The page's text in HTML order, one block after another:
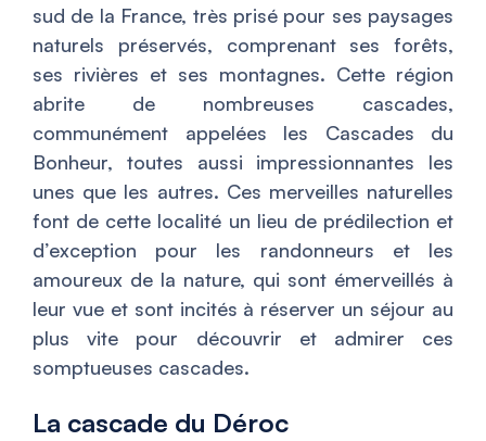
sud de la France, très prisé pour ses paysages
naturels préservés, comprenant ses forêts,
ses rivières et ses montagnes. Cette région
abrite de nombreuses cascades,
communément appelées les Cascades du
Bonheur, toutes aussi impressionnantes les
unes que les autres. Ces merveilles naturelles
font de cette localité un lieu de prédilection et
d’exception pour les randonneurs et les
amoureux de la nature, qui sont émerveillés à
leur vue et sont incités à réserver un séjour au
plus vite pour découvrir et admirer ces
somptueuses cascades.
La cascade du Déroc